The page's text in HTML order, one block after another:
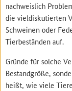
nachweislich
die vieldiskutierten
Schweinen oder
Tierbeständen auf.
Gründe für solche
Bestandgröße,
heißt, wie viele